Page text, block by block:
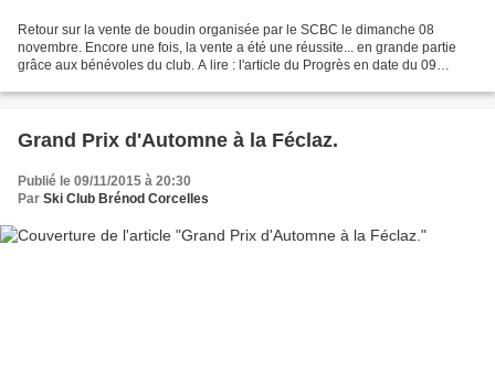
Retour sur la vente de boudin organisée par le SCBC le dimanche 08
novembre. Encore une fois, la vente a été une réussite... en grande partie
grâce aux bénévoles du club. A lire : l'article du Progrès en date du 09
Grand Prix d'Automne à la Féclaz.
Publié le 09/11/2015 à 20:30
Par Ski Club Brénod Corcelles